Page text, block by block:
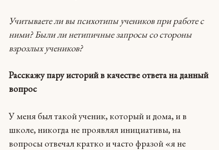
Учитываете ли вы психотипы учеников при работе с
ними? Были ли нетипичные запросы со стороны
взрозлых учеников?
Расскажу пару историй в качестве ответа на данный
вопрос
У меня был такой ученик, который и дома, и в
школе, никогда не проявлял инициативы, на
вопросы отвечал кратко и часто фразой «я не